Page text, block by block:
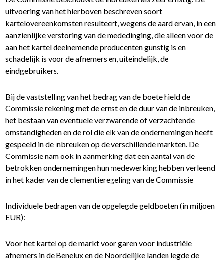
uitvoering van het hierboven beschreven soort
kartelovereenkomsten resulteert, wegens de aard ervan, in een
aanzienlijke verstoring van de mededinging, die alleen voor de
aan het kartel deelnemende producenten gunstig is en
schadelijk is voor de afnemers en, uiteindelijk, de
eindgebruikers.
Bij de vaststelling van het bedrag van de boete hield de
Commissie rekening met de ernst en de duur van de inbreuken,
het bestaan van eventuele verzwarende of verzachtende
omstandigheden en de rol die elk van de ondernemingen heeft
gespeeld in de inbreuken op de verschillende markten. De
Commissie nam ook in aanmerking dat een aantal van de
betrokken ondernemingen hun medewerking hebben verleend
in het kader van de clementieregeling van de Commissie
Individuele bedragen van de opgelegde geldboeten (in miljoen
EUR):
Voor het kartel op de markt voor garen voor industriële
afnemers in de Benelux en de Noordelijke landen legde de